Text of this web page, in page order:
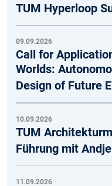
TUM Hyperloop
09.09.2026
Call for
Worlds:
Design of Future
10.09.2026
TUM
Führung mit
11.09.2026